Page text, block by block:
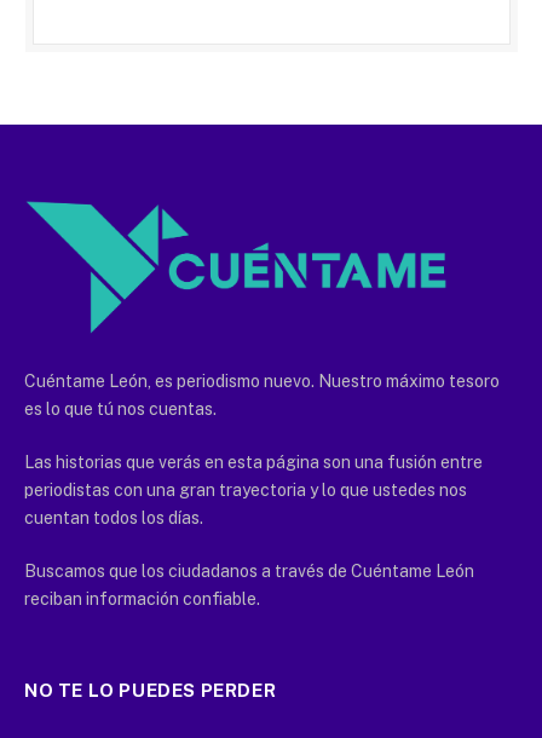
Cuéntame León, es periodismo nuevo. Nuestro máximo tesoro
es lo que tú nos cuentas.
Las historias que verás en esta página son una fusión entre
periodistas con una gran trayectoria y lo que ustedes nos
cuentan todos los días.
Buscamos que los ciudadanos a través de Cuéntame León
reciban información confiable.
NO TE LO PUEDES PERDER